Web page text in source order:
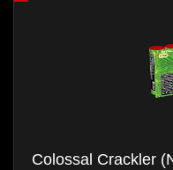
Colossal Crackler